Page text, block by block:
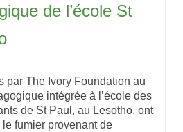
de l’école St
par The Ivory Foundation au
intégrée à l’école des
de St Paul, au Lesotho, ont
fumier provenant de